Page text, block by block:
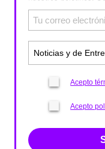
Acepto
Acepto